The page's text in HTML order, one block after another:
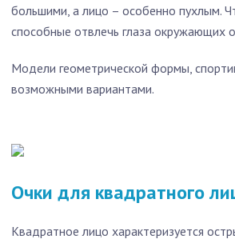
большими, а лицо – особенно пухлым.
способные отвлечь глаза окружающих
Модели геометрической формы,
возможными вариантами.
Очки для квадратного
Квадратное лицо характеризуется